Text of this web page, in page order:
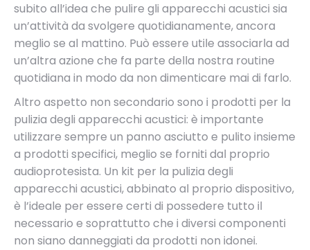
subito all’idea che pulire gli apparecchi acustici sia
un’attività da svolgere quotidianamente, ancora
meglio se al mattino. Può essere utile associarla ad
un’altra azione che fa parte della nostra routine
quotidiana in modo da non dimenticare mai di farlo.
Altro aspetto non secondario sono i prodotti per la
pulizia degli apparecchi acustici: è importante
utilizzare sempre un panno asciutto e pulito insieme
a prodotti specifici, meglio se forniti dal proprio
audioprotesista. Un kit per la pulizia degli
apparecchi acustici, abbinato al proprio dispositivo,
è l’ideale per essere certi di possedere tutto il
necessario e soprattutto che i diversi componenti
non siano danneggiati da prodotti non idonei.